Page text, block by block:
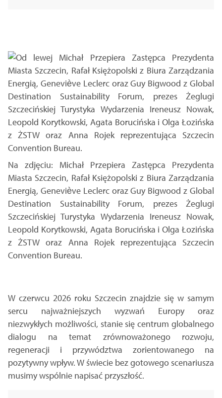
Na zdjęciu: Michał Przepiera Zastępca Prezydenta
Miasta Szczecin, Rafał Księżopolski z Biura Zarządzania
Energią, Geneviève Leclerc oraz Guy Bigwood z Global
Destination Sustainability Forum, prezes Żeglugi
Szczecińskiej Turystyka Wydarzenia Ireneusz Nowak,
Leopold Korytkowski, Agata Borucińska i Olga Łozińska
z ŻSTW oraz Anna Rojek reprezentująca Szczecin
Convention Bureau.
W czerwcu 2026 roku Szczecin znajdzie się w samym
sercu najważniejszych wyzwań Europy oraz
niezwykłych możliwości, stanie się centrum globalnego
dialogu na temat zrównoważonego rozwoju,
regeneracji i przywództwa zorientowanego na
pozytywny wpływ. W świecie bez gotowego scenariusza
musimy wspólnie napisać przyszłość.